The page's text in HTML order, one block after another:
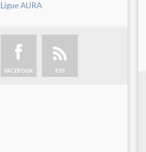
Ligue AURA
FACEBOOK RSS